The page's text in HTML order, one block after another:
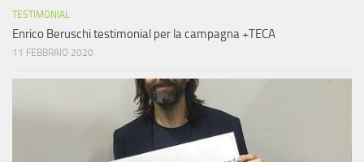
TESTIMONIAL
Enrico Beruschi testimonial per la campagna +TECA
11 FEBBRAIO 2020